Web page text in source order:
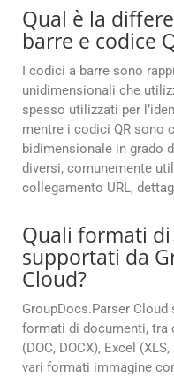
Qual è la
barre e codice
I codici a barre sono
unidimensionali che
spesso utilizzati per
mentre i codici QR sono
bidimensionale in grado
diversi, comunemente
collegamento URL,
Quali formati
supportati da
Cloud?
GroupDocs.Parser Cloud
formati di documenti, tra
(DOC, DOCX), Excel
vari formati immagine